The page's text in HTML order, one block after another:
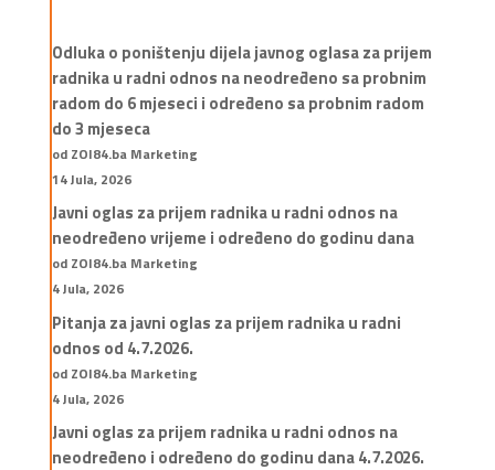
Odluka o poništenju dijela javnog oglasa za prijem
radnika u radni odnos na neodređeno sa probnim
radom do 6 mjeseci i određeno sa probnim radom
do 3 mjeseca
od ZOI84.ba Marketing
14 Jula, 2026
Javni oglas za prijem radnika u radni odnos na
neodređeno vrijeme i određeno do godinu dana
od ZOI84.ba Marketing
4 Jula, 2026
Pitanja za javni oglas za prijem radnika u radni
odnos od 4.7.2026.
od ZOI84.ba Marketing
4 Jula, 2026
Javni oglas za prijem radnika u radni odnos na
neodređeno i određeno do godinu dana 4.7.2026.